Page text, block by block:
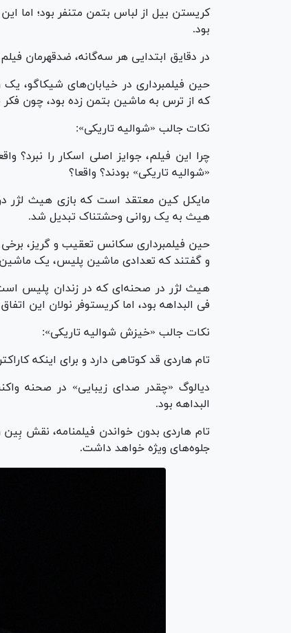
کریستن بیل از لباس بتمن متنفر بود؛ اما
بود.
در دقایق ابتدایی هر سه‌گانه، ضدقهرمان
حین فیلمبرداری در خیابان‌های شیکاگو،
که از ترس به ماشین بتمن زده بود، چون فکر
نکات جالب «شوالیه تاریکی»:
چرا این فیلم، جوایز اصلی اسکار را
«شوالیه تاریکی» بودند؟ واقعا؟
مایکل کین معتقد است که بازی هیث لژر
هیث به یک روانی وحشتناک تبدیل شد.
حین فیلمبرداری سکانس تعقیب و گریز، برخی
و گفتند که تعدادی ماشین پلیس، یک
هیث لژر در صحنه‌ای که در زندان پلیس
فی البداهه بود، اما کریستوفر نولان این
نکات جالب «خیزش شوالیه تاریکی»:
تام هاردی قد کوتاهی دارد و برای اینکه
دیالوگ «چقدر صدای زیبایی» در صحنه
البداهه بود.
تام هاردی بدون خواندن فیلمنامه، نقش
جلوه‌های ویژه خواهد داشت.